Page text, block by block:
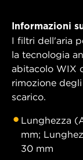
Informazioni
I filtri dell'aria
la tecnologia
abitacolo WIX
rimozione
scarico.
Lunghezza
mm;
30 mm